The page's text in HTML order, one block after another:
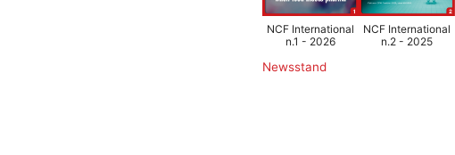
NCF International
n.1 - 2026
NCF International
n.2 - 2025
Newsstand